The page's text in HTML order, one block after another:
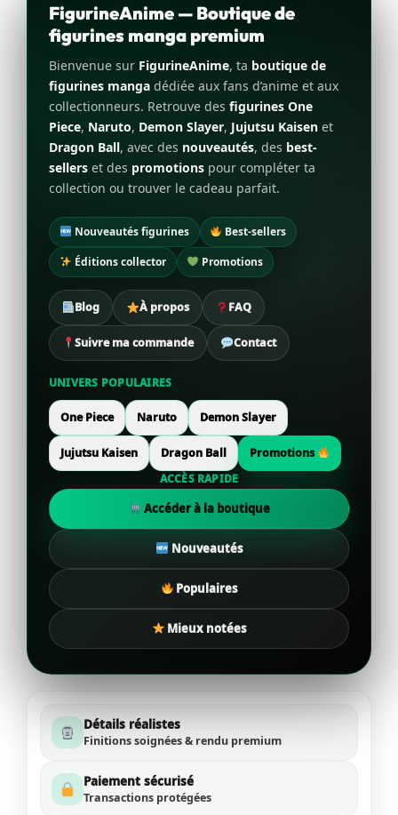
FigurineAnime — Boutique de
figurines manga premium
Bienvenue sur FigurineAnime, ta boutique de
figurines manga dédiée aux fans d’anime et aux
collectionneurs. Retrouve des figurines One
Piece, Naruto, Demon Slayer, Jujutsu Kaisen et
Dragon Ball, avec des nouveautés, des best-
sellers et des promotions pour compléter ta
collection ou trouver le cadeau parfait.
Nouveautés figurines
Best-sellers
Éditions collector
Promotions
Blog À propos FAQ
Suivre ma commande Contact
UNIVERS POPULAIRES
One Piece Naruto Demon Slayer
Jujutsu Kaisen Dragon Ball
Promotions
ACCÈS RAPIDE
Accéder à la boutique
Nouveautés
Populaires
Mieux notées
Détails réalistes
Finitions soignées & rendu premium
Paiement sécurisé
Transactions protégées